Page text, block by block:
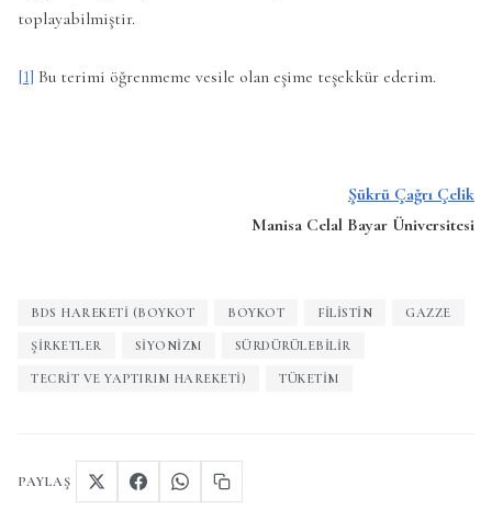
toplayabilmiştir.
[1] Bu terimi öğrenmeme vesile olan eşime teşekkür ederim.
Şükrü Çağrı Çelik
Manisa Celal Bayar Üniversitesi
BDS HAREKETI (BOYKOT BOYKOT FILISTIN GAZZE
ŞIRKETLER SIYONIZM SÜRDÜRÜLEBILIR
TECRIT VE YAPTIRIM HAREKETI) TÜKETIM
PAYLAŞ